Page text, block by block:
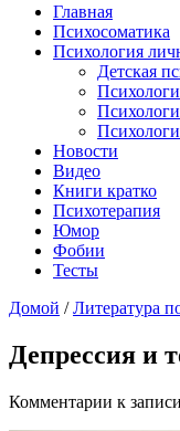
Главная
Психосоматика
Психология
Детская
Новости
Видео
Книги кратко
Психотерапия
Юмор
Фобии
Тесты
Домой / Литература
Депрессия и
Комментарии к